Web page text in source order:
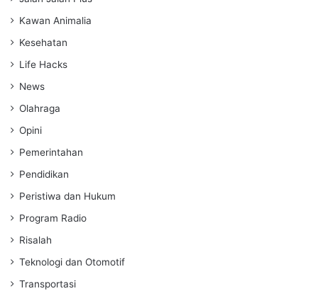
Kawan Animalia
Kesehatan
Life Hacks
News
Olahraga
Opini
Pemerintahan
Pendidikan
Peristiwa dan Hukum
Program Radio
Risalah
Teknologi dan Otomotif
Transportasi